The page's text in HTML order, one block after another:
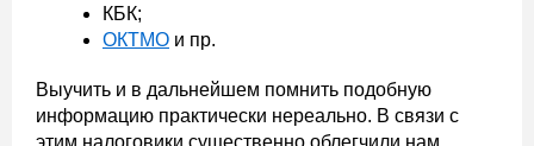
КБК;
ОКТМО и пр.
Выучить и в дальнейшем помнить подобную
информацию практически нереально. В связи с
этим налоговики существенно облегчили нам